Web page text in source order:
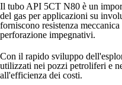
Il tubo API 5CT N80 è un
del gas per applicazioni su
forniscono resistenza
perforazione impegnativi.
Con il rapido sviluppo
utilizzati nei pozzi petroliferi e
all'efficienza dei costi.